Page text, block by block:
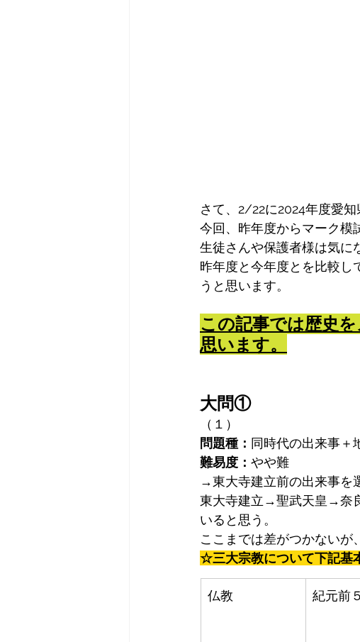
さて、2/22に2024年度愛知
今回、昨年度からマーク模
生徒さんや保護者様は気に
昨年度と今年度とを比較し
うと思います。
この記事では歴史
思います。
大問①
（１）
問題種： 同時代の出来事＋
難易度： やや難
→東大寺建立前の出来事を
東大寺建立→聖武天皇→奈
いると思う。
ここまでは差がつかないが
☆三大宗教について下記基
仏教 紀元前